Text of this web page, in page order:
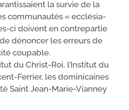
la sur­vie de la
com­mu­nau­tés « ecclé­sia­
​ci doivent en contre­par­tie
dénon­cer les erreurs de
coupable.
du Christ-​Roi, l’Institut du
​Ferrier, les domi­ni­caines
Saint Jean-​Marie-​Vianney